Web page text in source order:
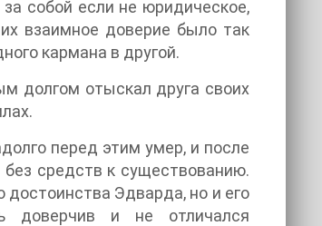
собой если не юридическое,
взаимное доверие было так
кармана в другой.
долгом отыскал друга своих
перед этим умер, и после
средств к существованию.
Эдварда, но и его
доверчив и не отличался